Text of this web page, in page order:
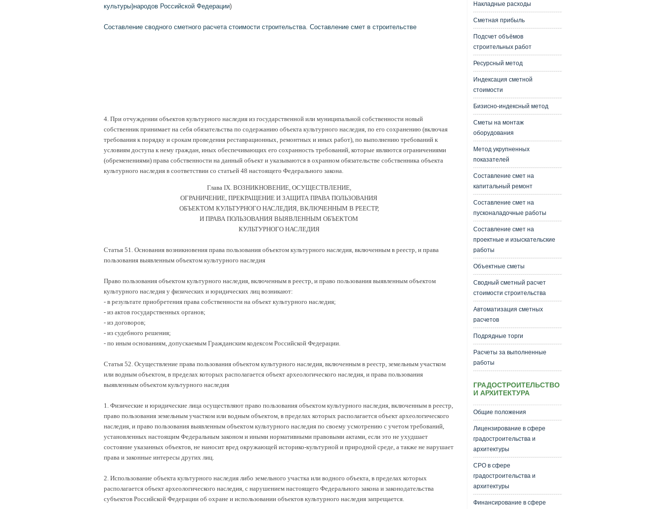
культуры)народов Российской Федерации)
Составление сводного сметного расчета стоимости строительства. Составление смет в строительстве
4. При отчуждении объектов культурного наследия из государственной или муниципальной собственности новый
собственник принимает на себя обязательства по содержанию объекта культурного наследия, по его сохранению (включая
требования к порядку и срокам проведения реставрационных, ремонтных и иных работ), по выполнению требований к
условиям доступа к нему граждан, иных обеспечивающих его сохранность требований, которые являются ограничениями
(обременениями) права собственности на данный объект и указываются в охранном обязательстве собственника объекта
культурного наследия в соответствии со статьей 48 настоящего Федерального закона.
Глава IX. ВОЗНИКНОВЕНИЕ, ОСУЩЕСТВЛЕНИЕ,
ОГРАНИЧЕНИЕ, ПРЕКРАЩЕНИЕ И ЗАЩИТА ПРАВА ПОЛЬЗОВАНИЯ
ОБЪЕКТОМ КУЛЬТУРНОГО НАСЛЕДИЯ, ВКЛЮЧЕННЫМ В РЕЕСТР,
И ПРАВА ПОЛЬЗОВАНИЯ ВЫЯВЛЕННЫМ ОБЪЕКТОМ
КУЛЬТУРНОГО НАСЛЕДИЯ
Статья 51. Основания возникновения права пользования объектом культурного наследия, включенным в реестр, и права
пользования выявленным объектом культурного наследия
Право пользования объектом культурного наследия, включенным в реестр, и право пользования выявленным объектом
культурного наследия у физических и юридических лиц возникают:
- в результате приобретения права собственности на объект культурного наследия;
- из актов государственных органов;
- из договоров;
- из судебного решения;
- по иным основаниям, допускаемым Гражданским кодексом Российской Федерации.
Статья 52. Осуществление права пользования объектом культурного наследия, включенным в реестр, земельным участком
или водным объектом, в пределах которых располагается объект археологического наследия, и права пользования
выявленным объектом культурного наследия
1. Физические и юридические лица осуществляют право пользования объектом культурного наследия, включенным в реестр,
право пользования земельным участком или водным объектом, в пределах которых располагается объект археологического
наследия, и право пользования выявленным объектом культурного наследия по своему усмотрению с учетом требований,
установленных настоящим Федеральным законом и иными нормативными правовыми актами, если это не ухудшает
состояние указанных объектов, не наносит вред окружающей историко-культурной и природной среде, а также не нарушает
права и законные интересы других лиц.
2. Использование объекта культурного наследия либо земельного участка или водного объекта, в пределах которых
располагается объект археологического наследия, с нарушением настоящего Федерального закона и законодательства
субъектов Российской Федерации об охране и использовании объектов культурного наследия запрещается.
Накладные расходы
Сметная прибыль
Подсчет объёмов
строительных работ
Ресурсный метод
Индексация сметной
стоимости
Бизисно-индексный метод
Сметы на монтаж
оборудования
Метод укрупненных
показателей
Составление смет на
капитальный ремонт
Составление смет на
пусконаладочные работы
Составление смет на
проектные и изыскательские
работы
Объектные сметы
Сводный сметный расчет
стоимости строительства
Автоматизация сметных
расчетов
Подрядные торги
Расчеты за выполненные
работы
ГРАДОСТРОИТЕЛЬСТВО
И АРХИТЕКТУРА
Общие положения
Лицензирование в сфере
градостроительства и
архитектуры
СРО в сфере
градостроительства и
архитектуры
Финансирование в сфере